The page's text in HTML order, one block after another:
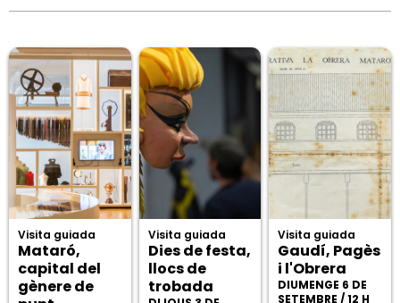
Visita guiada
Mataró,
capital del
gènere de
Visita guiada
Dies de festa,
llocs de
trobada
Visita guiada
Gaudí, Pagès
i l'Obrera
DIUMENGE 6 DE
SETEMBRE / 12 H